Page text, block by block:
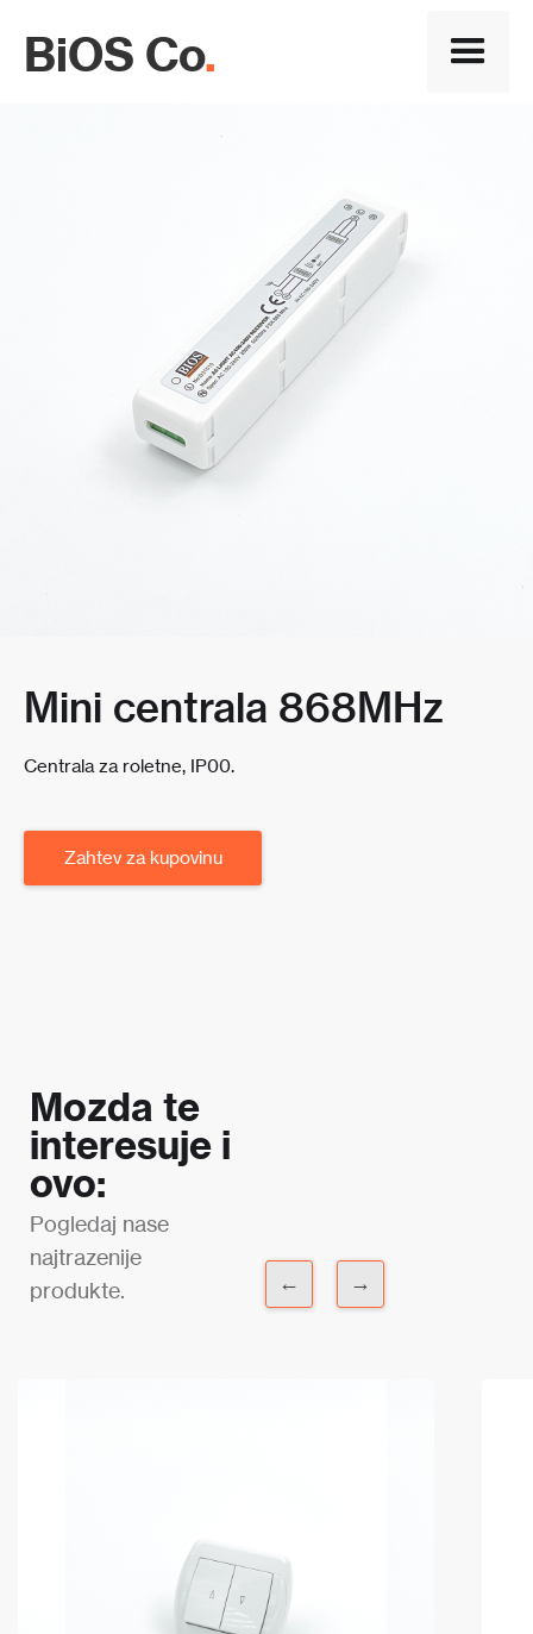
BiOS Co.
Mini centrala 868MHz
Centrala za roletne, IP00.
Zahtev za kupovinu
Mozda te
interesuje i
ovo:
Pogledaj nase
najtrazenije
produkte.
← →